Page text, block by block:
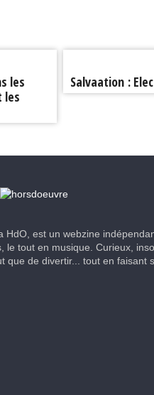
les
les
Salvaation :
HdO, est un webzine
le tout en musique. Curieux,
que de divertir... tout en faisant